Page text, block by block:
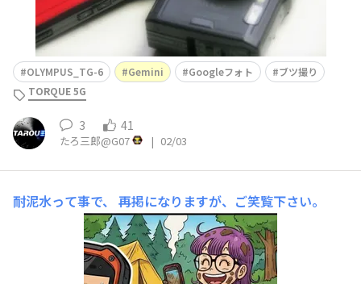
OLYMPUS_TG-6 Gemini Googleフォト
ブツ撮り
TORQUE 5G
3 41
たろ三郎@G07 | 02/03
耐泥水って事で、 再掲になりますが、ご笑覧下さい。